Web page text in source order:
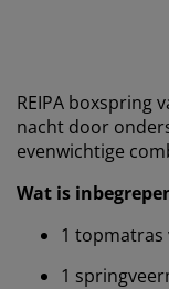
REIPA boxspring
nacht door
evenwichtige
Wat is
1 topmatras
1